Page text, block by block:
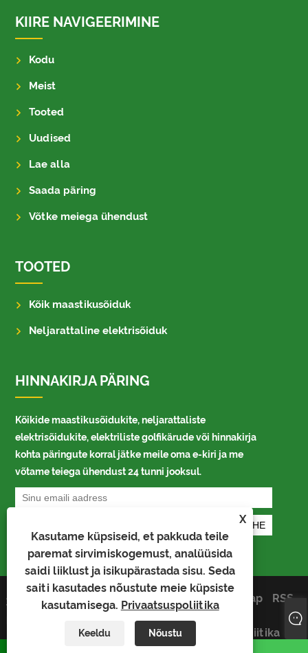
X
Kasutame küpsiseid, et pakkuda teile
paremat sirvimiskogemust, analüüsida
saidi liiklust ja isikupärastada sisu. Seda
saiti kasutades nõustute meie küpsiste
kasutamisega. Privaatsuspoliitika
Keeldu Nõustu
KIIRE NAVIGEERIMINE
Kodu
Meist
Tooted
Uudised
Lae alla
Saada päring
Võtke meiega ühendust
TOOTED
Kõik maastikusõiduk
Neljarattaline elektrisõiduk
HINNAKIRJA PÄRING
Kõikide maastikusõidukite, neljarattaliste
elektrisõidukite, elektriliste golfikärude või hinnakirja
kohta päringute korral jätke meile oma e-kiri ja me
võtame teiega ühendust 24 tunni jooksul.
Autoriõigus © 2024 LuckyRam
Technology Co.,Ltd. Kõik õigused
Links Sitemap
RSS
Privaatsuspoliitika